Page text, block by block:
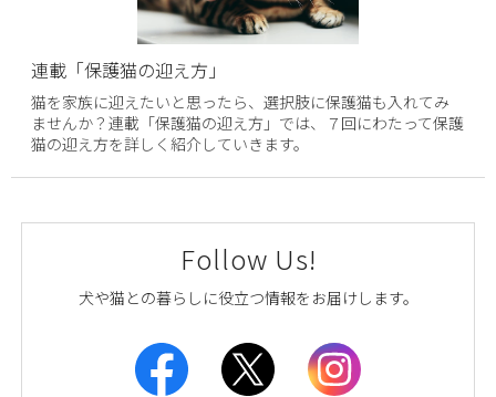
連載「保護猫の迎え方」
猫を家族に迎えたいと思ったら、選択肢に保護猫も入れてみ
ませんか？連載「保護猫の迎え方」では、７回にわたって保護
猫の迎え方を詳しく紹介していきます。
Follow Us!
犬や猫との暮らしに役立つ情報をお届けします。